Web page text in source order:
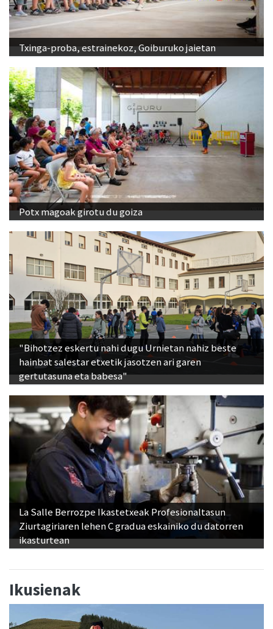
Txinga-proba, estrainekoz, Goiburuko jaietan
Potx magoak girotu du goiza
"Bihotzez eskertu nahi dugu Urnietan nahiz beste
hainbat salestar etxetik jasotzen ari garen
gertutasuna eta babesa"
La Salle Berrozpe Ikastetxeak Profesionaltasun
Ziurtagiriaren lehen C gradua eskainiko du datorren
ikasturtean
Ikusienak